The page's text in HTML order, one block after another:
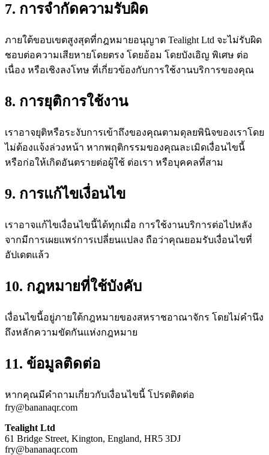
7. การจำกัดความรับผิด
ภายใต้ขอบเขตสูงสุดที่กฎหมายอนุญาต Tealight Ltd จะไม่รับผิด
ชอบต่อความเสียหายโดยตรง โดยอ้อม โดยบังเอิญ พิเศษ ต่อ
เนื่อง หรือเชิงลงโทษ ที่เกี่ยวข้องกับการใช้งานบริการของคุณ
8. การยุติการใช้งาน
เราอาจยุติหรือระงับการเข้าถึงของคุณตามดุลยพินิจของเราโดย
ไม่ต้องแจ้งล่วงหน้า หากพฤติกรรมของคุณละเมิดเงื่อนไขนี้
หรือก่อให้เกิดอันตรายต่อผู้ใช้ ต่อเรา หรือบุคคลที่สาม
9. การแก้ไขเงื่อนไข
เราอาจแก้ไขเงื่อนไขนี้ได้ทุกเมื่อ การใช้งานบริการต่อไปหลัง
จากมีการเผยแพร่การเปลี่ยนแปลง ถือว่าคุณยอมรับเงื่อนไขที่
อัปเดตแล้ว
10. กฎหมายที่ใช้บังคับ
เงื่อนไขนี้อยู่ภายใต้กฎหมายของสหราชอาณาจักร โดยไม่คำนึง
ถึงหลักความขัดกันแห่งกฎหมาย
11. ข้อมูลติดต่อ
หากคุณมีคำถามเกี่ยวกับเงื่อนไขนี้ โปรดติดต่อ
fry@bananaqr.com
Tealight Ltd
61 Bridge Street, Kington, England, HR5 3DJ
fry@bananaqr.com